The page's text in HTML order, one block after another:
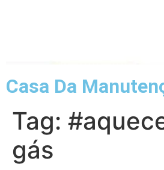
Casa Da
Tag:
gás